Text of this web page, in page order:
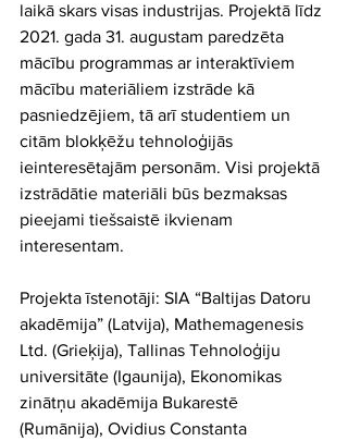
laikā skars visas industrijas. Projektā līdz
2021. gada 31. augustam paredzēta
mācību programmas ar interaktīviem
mācību materiāliem izstrāde kā
pasniedzējiem, tā arī studentiem un
citām blokķēžu tehnoloģijās
ieinteresētajām personām. Visi projektā
izstrādātie materiāli būs bezmaksas
pieejami tiešsaistē ikvienam
interesentam.
Projekta īstenotāji: SIA “Baltijas Datoru
akadēmija” (Latvija), Mathemagenesis
Ltd. (Grieķija), Tallinas Tehnoloģiju
universitāte (Igaunija), Ekonomikas
zinātņu akadēmija Bukarestē
(Rumānija), Ovidius Constanta